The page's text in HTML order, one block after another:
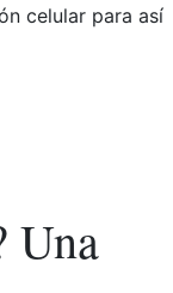
celular para así
Una